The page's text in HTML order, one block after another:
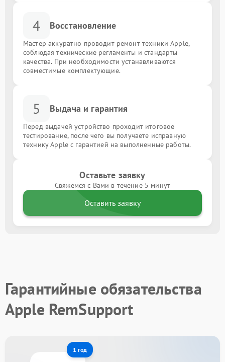
4 Восстановление
Мастер аккуратно проводит ремонт техники Apple,
соблюдая технические регламенты и стандарты
качества. При необходимости устанавливаются
совместимые комплектующие.
5 Выдача и гарантия
Перед выдачей устройство проходит итоговое
тестирование, после чего вы получаете исправную
технику Apple с гарантией на выполненные работы.
Оставьте заявку
Свяжемся с Вами в течение 5 минут
Оставить заявку
Гарантийные обязательства
Apple RemSupport
1 год